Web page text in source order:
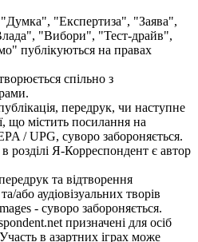
"Експертиза", "Заява",
"Вибори", "Тест-драйв",
публікуються на правах
спільно з
передрук, чи наступне
що містить посилання на
/ UPG, суворо забороняється.
розділі Я-Корреспондент є автор
та відтворення
або аудіовізуальних творів
- суворо забороняється.
призначені для осіб
в азартних іграх може